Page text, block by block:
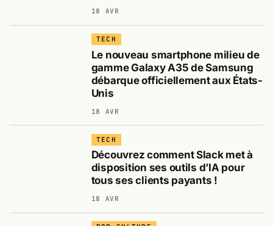
18 AVR
TECH
Le nouveau smartphone milieu de
gamme Galaxy A35 de Samsung
débarque officiellement aux États-
Unis
18 AVR
TECH
Découvrez comment Slack met à
disposition ses outils d’IA pour
tous ses clients payants !
18 AVR